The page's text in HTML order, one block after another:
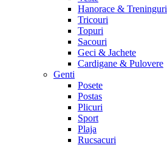
Hanorace & Treninguri
Tricouri
Topuri
Sacouri
Geci & Jachete
Cardigane & Pulovere
Genti
Posete
Postas
Plicuri
Sport
Plaja
Rucsacuri